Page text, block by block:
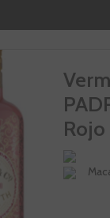
Rojo